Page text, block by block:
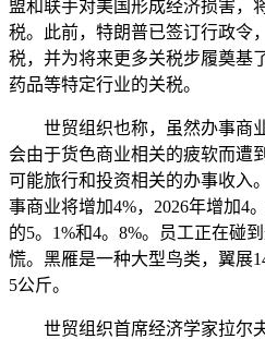
盟和联手对美国形成经济损害，
税。此前，特朗普已签订行政令
税，并为将来更多关税步履奠基
药品等特定行业的关税。
世贸组织也称，虽然办事商
会由于货色商业相关的疲软而遭
可能旅行和投资相关的办事收入
事商业将增加4%，2026年增加4
的5。1%和4。8%。员工正在碰
慌。黑雁是一种大型鸟类，翼展
5公斤。
世贸组织首席经济学家拉尔夫